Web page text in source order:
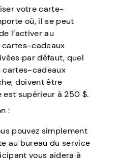
votre carte-
où, il se peut
l’activer au
cartes-cadeaux
par défaut, quel
cartes-cadeaux
doivent être
supérieur à 250 $.
:
pouvez simplement
au bureau du service
vous aidera à